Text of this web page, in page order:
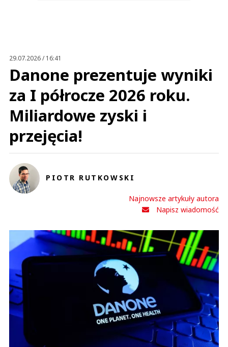
Danone prezentuje wyniki
za I półrocze 2026 roku.
Miliardowe zyski i
przejęcia!
Napisz wiadomość